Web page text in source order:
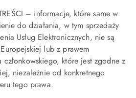
– informacje, które same w
do działania, w tym sprzedaży
Usług Elektronicznych, nie są
lub z prawem
które jest zgodne z
niezależnie od konkretnego
tego prawa.